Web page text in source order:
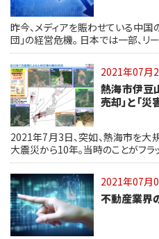
昨今、メディアを賑わせている中
団」の経営危機。 日本では一部、リ
2021年07月
熱海市伊豆
売却」と「災
2021年7月3日、突如、熱海市を大
大震災から10年。当時のことがフ
2021年07月
不動産業界